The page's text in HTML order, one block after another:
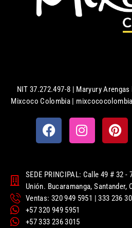
NIT 37.272.497-8 | Maryury
Mixcoco Colombia |
SEDE PRINCIPAL: Calle 49 # 32
Unión. Bucaramanga, Santander,
Ventas: 320 949 5951 | 333 236
+57 320 949 5951
+57 333 236 3015